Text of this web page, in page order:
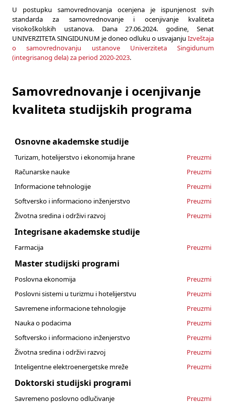
U postupku samovrednovanja ocenjena je ispunjenost svih
standarda za samovrednovanje i ocenjivanje kvaliteta
visokoškolskih ustanova. Dana 27.06.2024. godine, Senat
UNIVERZITETA SINGIDUNUM je doneo odluku o usvajanju Izveštaja
o samovrednovanju ustanove Univerziteta Singidunum
(integrisanog dela) za period 2020-2023.
Samovrednovanje i ocenjivanje
kvaliteta studijskih programa
Osnovne akademske studije
Turizam, hotelijerstvo i ekonomija hrane
Preuzmi
Računarske nauke
Preuzmi
Informacione tehnologije
Preuzmi
Softversko i informaciono inženjerstvo
Preuzmi
Životna sredina i održivi razvoj
Preuzmi
Integrisane akademske studije
Farmacija Preuzmi
Master studijski programi
Poslovna ekonomija
Preuzmi
Poslovni sistemi u turizmu i hotelijerstvu
Preuzmi
Savremene informacione tehnologije
Preuzmi
Nauka o podacima
Preuzmi
Softversko i informaciono inženjerstvo
Preuzmi
Životna sredina i održivi razvoj
Preuzmi
Inteligentne elektroenergetske mreže
Preuzmi
Doktorski studijski programi
Savremeno poslovno odlučivanje
Preuzmi